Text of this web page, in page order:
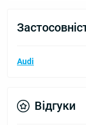
Audi
Відгуки